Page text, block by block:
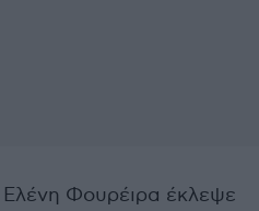
Φουρέιρα έκλεψε